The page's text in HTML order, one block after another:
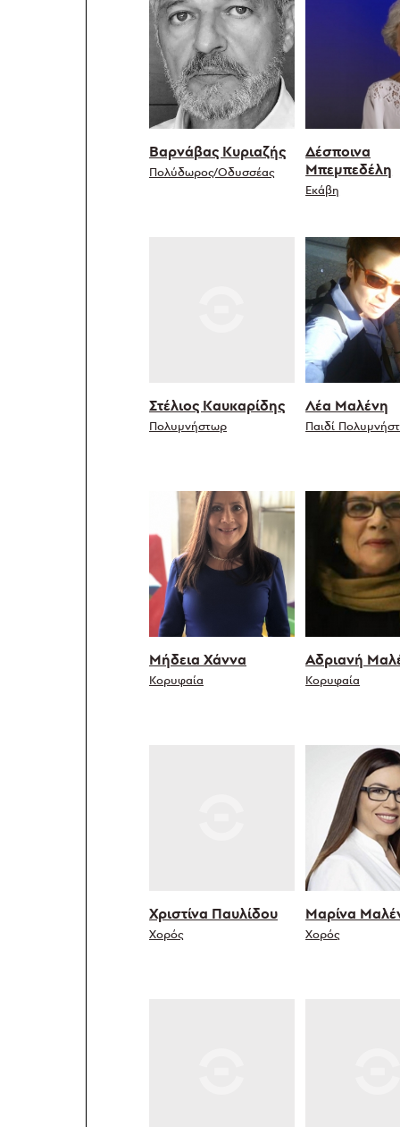
Βαρνάβας Κυριαζής
Πολύδωρος/Οδυσσέας
Δέσποινα
Μπεμπεδέλη
Εκάβη
Στέλιος Καυκαρίδης
Πολυμνήστωρ
Λέα Μαλένη
Παιδί
Μήδεια Χάννα
Κορυφαία
Αδριανή
Κορυφαία
Χριστίνα Παυλίδου
Χορός
Μαρίνα
Χορός